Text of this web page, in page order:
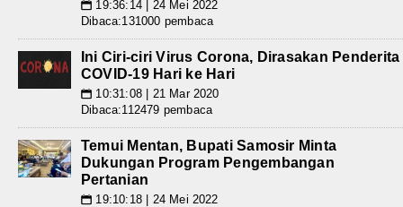
📅 19:36:14 | 24 Mei 2022
Dibaca:131000 pembaca
Ini Ciri-ciri Virus Corona, Dirasakan Penderita
COVID-19 Hari ke Hari
📅 10:31:08 | 21 Mar 2020
Dibaca:112479 pembaca
Temui Mentan, Bupati Samosir Minta
Dukungan Program Pengembangan
Pertanian
📅 19:10:18 | 24 Mei 2022